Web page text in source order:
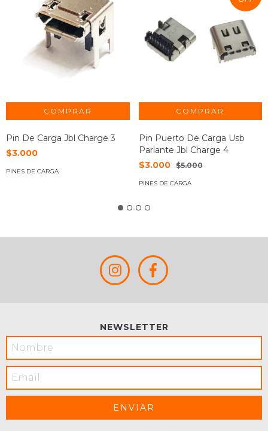
Pin De Carga Jbl Charge 3
$3.000
PINES DE CARGA
Pin Puerto De Carga Usb
Parlante Jbl Charge 4
$3.000 $5.000
PINES DE CARGA
NEWSLETTER